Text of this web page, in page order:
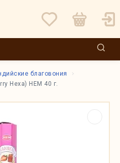
благовония
Hexa) HEM 40 г.